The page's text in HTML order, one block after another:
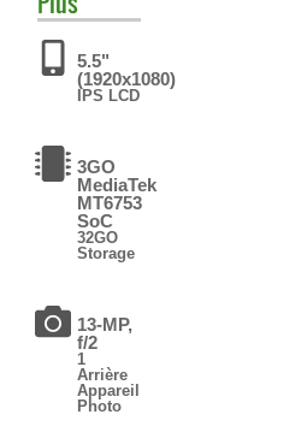
5.5"
(1920x1080)
IPS LCD
3GO
MediaTek
MT6753
SoC
32GO
Storage
13-MP,
f/2
1
Arrière
Appareil
Photo